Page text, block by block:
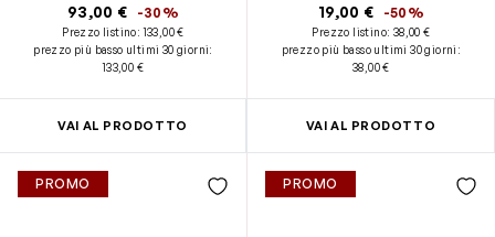
standard (50ml) - Renergie New
Cream - formato viaggio (15ml) -
Renergie Eye cream - formato
viaggio (5ml)
93,00 € -30%
Prezzo listino:133,00 €
prezzo più basso ultimi 30 giorni:
133,00 €
VAI AL PRODOTTO
19,00 € -50%
Prezzo listino: 38,00 €
prezzo più basso ultimi 30 giorni :
38,00 €
VAI AL PRODOTTO
PROMO PROMO